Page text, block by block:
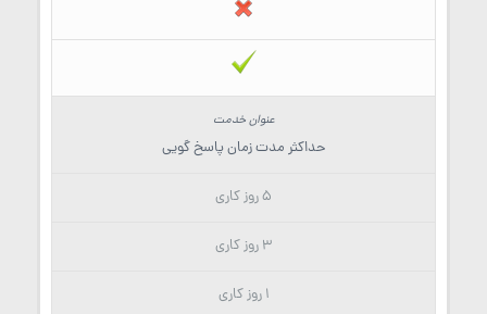
حداکثر مدت زمان پاسخ گویی
5 روز کاری
3 روز کاری
1 روز کاری